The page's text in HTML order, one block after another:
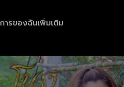
ารของฉันเพิ่มเติม